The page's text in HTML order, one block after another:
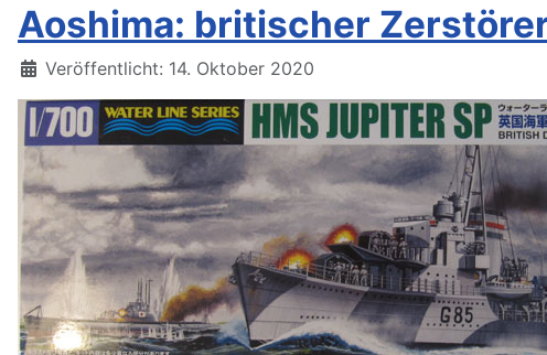
Aoshima: britischer
Details
Veröffentlicht: 14. Oktober 2020